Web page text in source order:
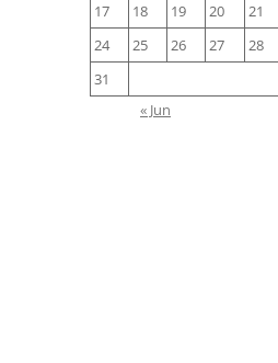
17
18 19 20 21
24
25 26 27 28
31
« Jun